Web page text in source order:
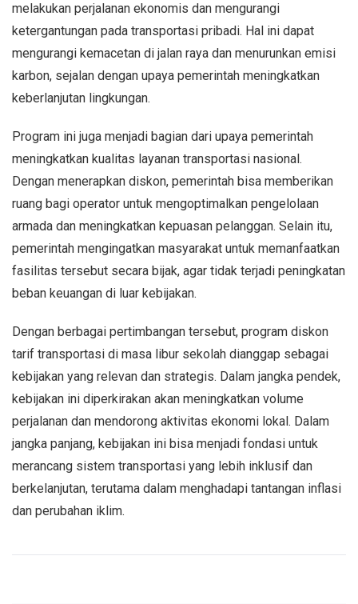
melakukan perjalanan ekonomis dan mengurangi
ketergantungan pada transportasi pribadi. Hal ini dapat
mengurangi kemacetan di jalan raya dan menurunkan emisi
karbon, sejalan dengan upaya pemerintah meningkatkan
keberlanjutan lingkungan.
Program ini juga menjadi bagian dari upaya pemerintah
meningkatkan kualitas layanan transportasi nasional.
Dengan menerapkan diskon, pemerintah bisa memberikan
ruang bagi operator untuk mengoptimalkan pengelolaan
armada dan meningkatkan kepuasan pelanggan. Selain itu,
pemerintah mengingatkan masyarakat untuk memanfaatkan
fasilitas tersebut secara bijak, agar tidak terjadi peningkatan
beban keuangan di luar kebijakan.
Dengan berbagai pertimbangan tersebut, program diskon
tarif transportasi di masa libur sekolah dianggap sebagai
kebijakan yang relevan dan strategis. Dalam jangka pendek,
kebijakan ini diperkirakan akan meningkatkan volume
perjalanan dan mendorong aktivitas ekonomi lokal. Dalam
jangka panjang, kebijakan ini bisa menjadi fondasi untuk
merancang sistem transportasi yang lebih inklusif dan
berkelanjutan, terutama dalam menghadapi tantangan inflasi
dan perubahan iklim.